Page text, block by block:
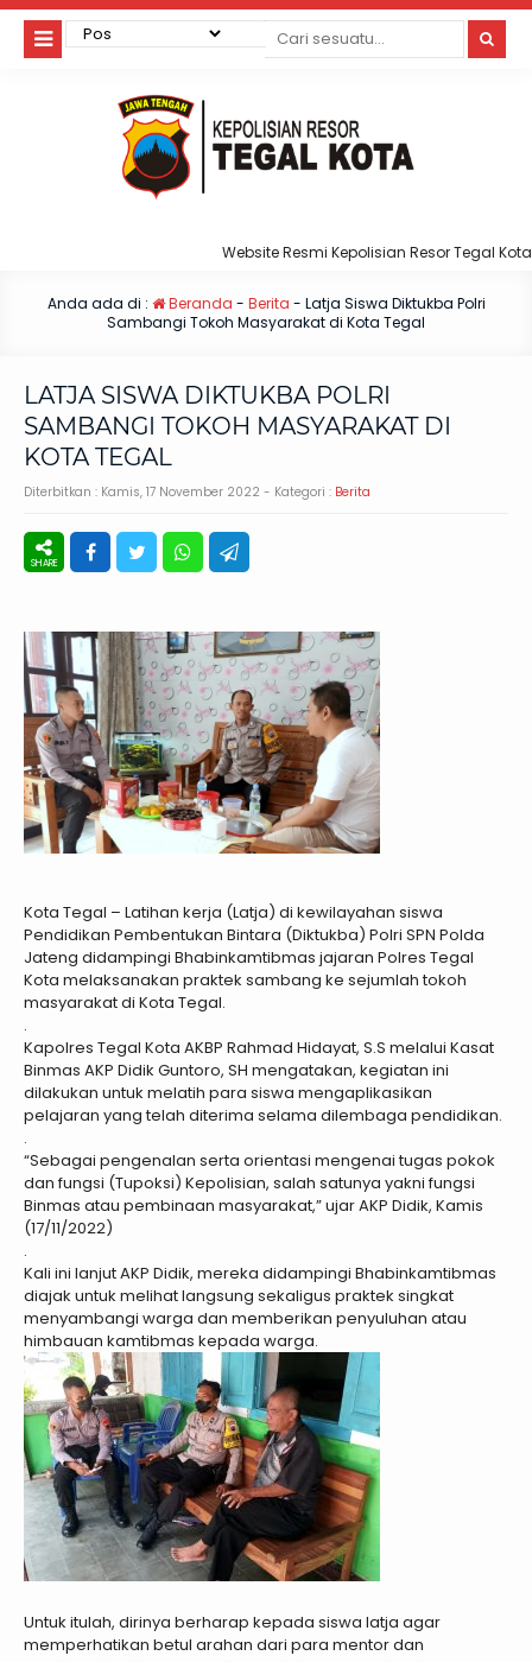
Website Resmi Kepolisian Resor Tegal Kota
Anda ada di : Beranda - Berita - Latja Siswa Diktukba Polri
Sambangi Tokoh Masyarakat di Kota Tegal
LATJA SISWA DIKTUKBA POLRI
SAMBANGI TOKOH MASYARAKAT DI
KOTA TEGAL
Diterbitkan : Kamis, 17 November 2022 - Kategori : Berita
Kota Tegal – Latihan kerja (Latja) di kewilayahan siswa
Pendidikan Pembentukan Bintara (Diktukba) Polri SPN Polda
Jateng didampingi Bhabinkamtibmas jajaran Polres Tegal
Kota melaksanakan praktek sambang ke sejumlah tokoh
masyarakat di Kota Tegal.
.
Kapolres Tegal Kota AKBP Rahmad Hidayat, S.S melalui Kasat
Binmas AKP Didik Guntoro, SH mengatakan, kegiatan ini
dilakukan untuk melatih para siswa mengaplikasikan
pelajaran yang telah diterima selama dilembaga pendidikan.
.
“Sebagai pengenalan serta orientasi mengenai tugas pokok
dan fungsi (Tupoksi) Kepolisian, salah satunya yakni fungsi
Binmas atau pembinaan masyarakat,” ujar AKP Didik, Kamis
(17/11/2022)
.
Kali ini lanjut AKP Didik, mereka didampingi Bhabinkamtibmas
diajak untuk melihat langsung sekaligus praktek singkat
menyambangi warga dan memberikan penyuluhan atau
himbauan kamtibmas kepada warga.
Untuk itulah, dirinya berharap kepada siswa latja agar
memperhatikan betul arahan dari para mentor dan